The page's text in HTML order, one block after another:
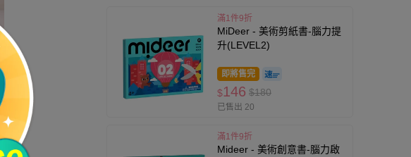
滿1件9折
MiDeer - 美術剪紙書-腦力提
升(LEVEL2)
即將售完
$146 $180
已售出 20
滿1件9折
Mideer - 美術創意書-腦力啟